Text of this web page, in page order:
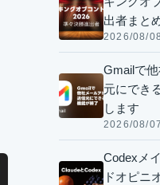
出者まと
2026/08/08
Gmailで
元にでき
します
2026/08/07
Codexメ
ドオピニ